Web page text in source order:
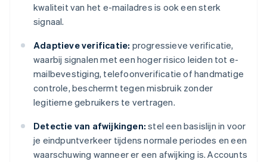
kwaliteit van het e-mailadres is ook een sterk
signaal.
Adaptieve verificatie: progressieve verificatie,
waarbij signalen met een hoger risico leiden tot e-
mailbevestiging, telefoonverificatie of handmatige
controle, beschermt tegen misbruik zonder
legitieme gebruikers te vertragen.
Detectie van afwijkingen: stel een basislijn in voor
je eindpuntverkeer tijdens normale periodes en een
waarschuwing wanneer er een afwijking is. Accounts